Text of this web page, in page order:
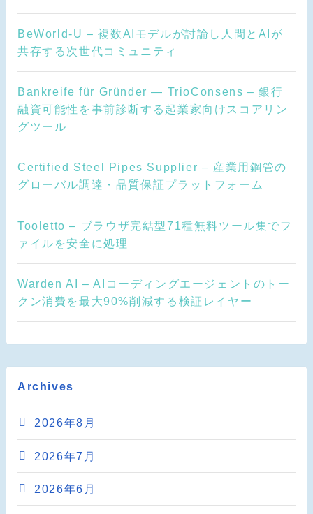
BeWorld-U – 複数AIモデルが討論し人間とAIが
共存する次世代コミュニティ
Bankreife für Gründer — TrioConsens – 銀行
融資可能性を事前診断する起業家向けスコアリン
グツール
Certified Steel Pipes Supplier – 産業用鋼管の
グローバル調達・品質保証プラットフォーム
Tooletto – ブラウザ完結型71種無料ツール集でフ
ァイルを安全に処理
Warden AI – AIコーディングエージェントのトー
クン消費を最大90%削減する検証レイヤー
Archives
2026年8月
2026年7月
2026年6月